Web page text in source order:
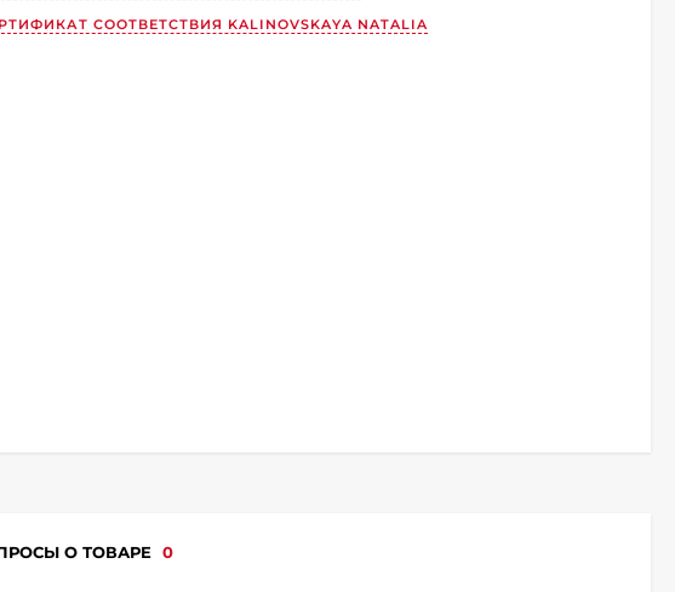
СООТВЕТСТВИЯ KALINOVSKAYA NATALIA
О ТОВАРЕ 0